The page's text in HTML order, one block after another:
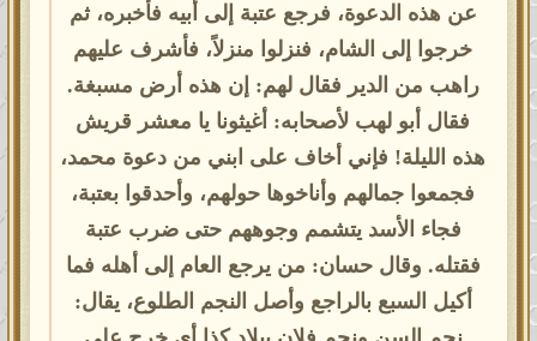
عن هذه الدعوة، فرجع عتبة إلى أبيه فأخبره، ثم
خرجوا إلى الشام، فنزلوا منزلاً، فأشرف عليهم
راهب من الدير فقال لهم: إن هذه أرض مسبغة.
فقال أبو لهب لأصحابه: أغيثونا يا معشر قريش
هذه الليلة! فإني أخاف على ابني من دعوة محمد،
فجمعوا جمالهم وأناخوها حولهم، وأحدقوا بعتبة،
فجاء الأسد يتشمم وجوههم حتى ضرب عتبة
فقتله. وقال حسان: من يرجع العام إلى أهله فما
أكيل السبع بالراجع وأصل النجم الطلوع، يقال: